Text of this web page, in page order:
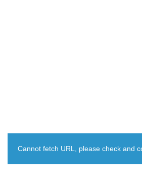
Cannot fetch URL, please check and